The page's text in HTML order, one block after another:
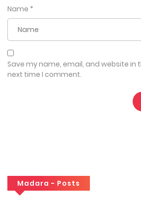
Name *
Save my name, email, and website in
next time I comment.
Madara - Posts